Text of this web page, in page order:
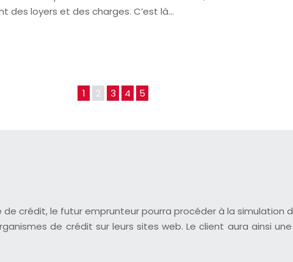
des loyers et des charges. C’est là…
1 2 3 4 5
crédit, le futur emprunteur pourra procéder à la
de crédit sur leurs sites web. Le client aura ainsi